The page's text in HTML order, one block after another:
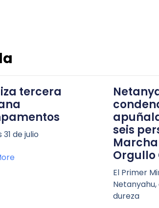
tercera
de julio
seis
Orgullo
El Primer
dureza